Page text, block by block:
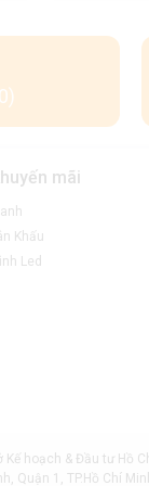
mãi
Khấu
Led
hoạch & Đầu tư Hồ
Quận 1, TP.Hồ Chí